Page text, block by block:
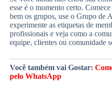
esse é o momento certo.
bem os grupos, use o Grupo de
experimente as etiquetas de
profissionais e veja como a
equipe, clientes ou comunidade
Você também vai Gostar:
pelo WhatsApp